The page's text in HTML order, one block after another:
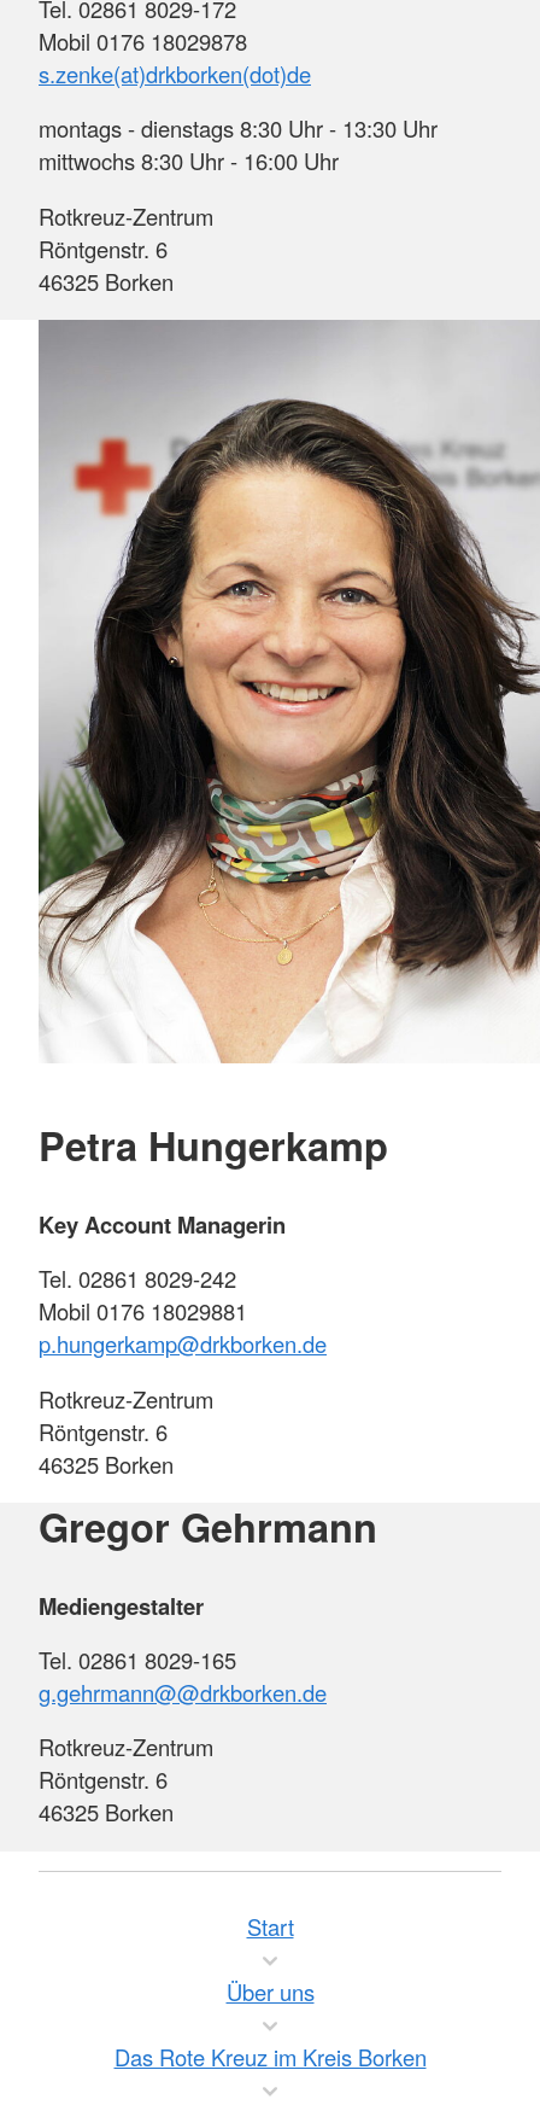
Tel. 02861 8029-172
Mobil 0176 18029878
s.zenke(at)drkborken(dot)de
montags - dienstags 8:30 Uhr - 13:30 Uhr
mittwochs 8:30 Uhr - 16:00 Uhr
Rotkreuz-Zentrum
Röntgenstr. 6
46325 Borken
Petra Hungerkamp
Key Account Managerin
Tel. 02861 8029-242
Mobil 0176 18029881
p.hungerkamp@drkborken.de
Rotkreuz-Zentrum
Röntgenstr. 6
46325 Borken
Gregor Gehrmann
Mediengestalter
Tel. 02861 8029-165
g.gehrmann@@drkborken.de
Rotkreuz-Zentrum
Röntgenstr. 6
46325 Borken
Start
Über uns
Das Rote Kreuz im Kreis Borken